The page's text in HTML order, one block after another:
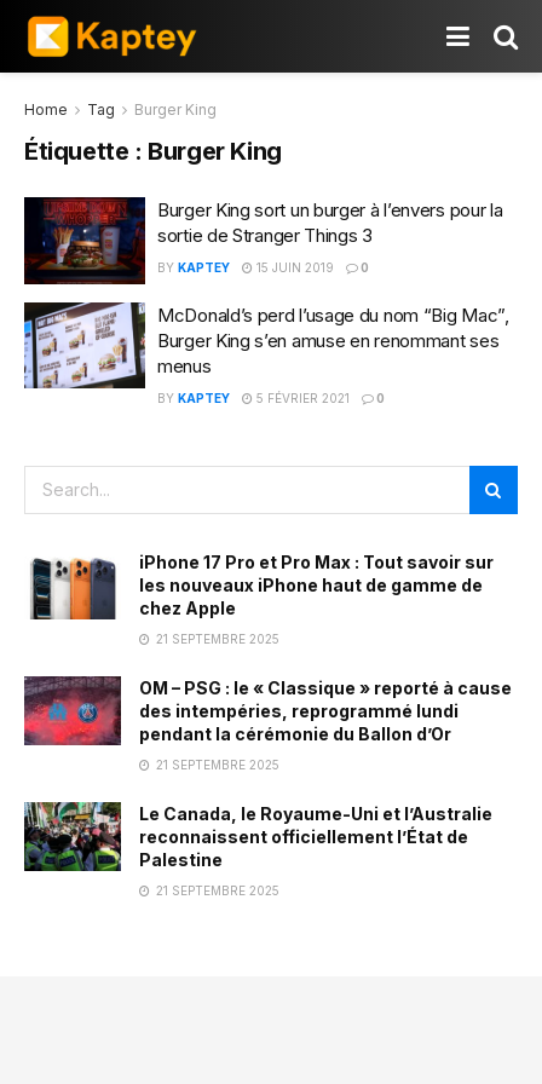
Home Tag Burger King
Étiquette : Burger King
Burger King sort un burger à l’envers pour la
sortie de Stranger Things 3
BY KAPTEY 15 JUIN 2019 0
McDonald’s perd l’usage du nom “Big Mac”,
Burger King s’en amuse en renommant ses
menus
BY KAPTEY 5 FÉVRIER 2021 0
iPhone 17 Pro et Pro Max : Tout savoir sur
les nouveaux iPhone haut de gamme de
chez Apple
21 SEPTEMBRE 2025
OM – PSG : le « Classique » reporté à cause
des intempéries, reprogrammé lundi
pendant la cérémonie du Ballon d’Or
21 SEPTEMBRE 2025
Le Canada, le Royaume-Uni et l’Australie
reconnaissent officiellement l’État de
Palestine
21 SEPTEMBRE 2025